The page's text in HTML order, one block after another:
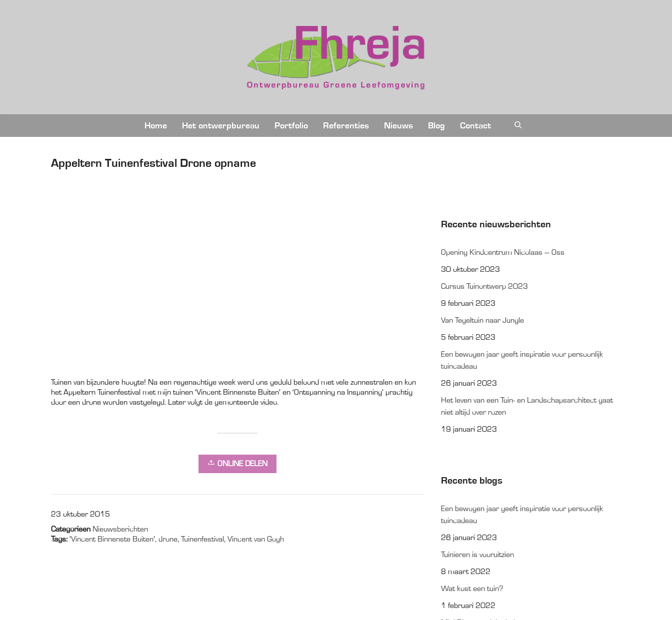
Home Het ontwerpbureau Portfolio Referenties Nieuws Blog Contact
Appeltern Tuinenfestival Drone opname
Tuinen van bijzondere hoogte! Na een regenachtige week werd ons geduld beloond met vele zonnestralen en kon
het Appeltern Tuinenfestival met mijn tuinen ‘Vincent Binnenste Buiten’ en ‘Ontspanning na Inspanning’ prachtig
door een drone worden vastgelegd. Later volgt de gemonteerde video.
ONLINE DELEN
23 oktober 2015
Categorieen Nieuwsberichten
Tags: 'Vincent Binnenste Buiten', drone, Tuinenfestival , Vincent van Gogh
Recente nieuwsberichten
Opening Kindcentrum Nicolaas – Oss
30 oktober 2023
Cursus Tuinontwerp 2023
9 februari 2023
Van Tegeltuin naar Jungle
5 februari 2023
Een bewogen jaar geeft inspiratie voor persoonlijk
tuincadeau
26 januari 2023
Het leven van een Tuin- en Landschapsarchitect gaat
niet altijd over rozen
19 januari 2023
Recente blogs
Een bewogen jaar geeft inspiratie voor persoonlijk
tuincadeau
26 januari 2023
Tuinieren is vooruitzien
8 maart 2022
Wat kost een tuin?
1 februari 2022